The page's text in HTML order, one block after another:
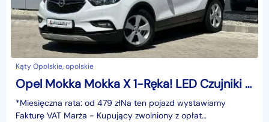
Kąty Opolskie, opolskie
Opel Mokka Mokka X 1-Ręka! LED Czujniki Tempomat Climatronic Bluetooth Navi Hak
*Miesięczna rata: od 479 złNa ten pojazd wystawiamy
Fakturę VAT Marża - Kupujący zwolniony z opłat